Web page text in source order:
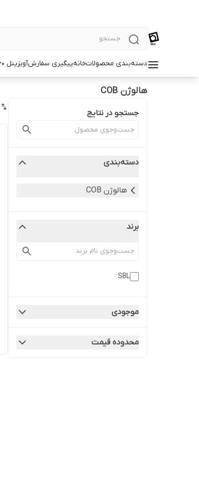
دسته‌بندی محصولاتخانهپیگیری سفارشآویزپنل SMD 60*60
هالوژن COB
جستجو در نتایج
دسته‌بندی
هالوژن COB
برند
SBL
موجودی
محدوده قیمت